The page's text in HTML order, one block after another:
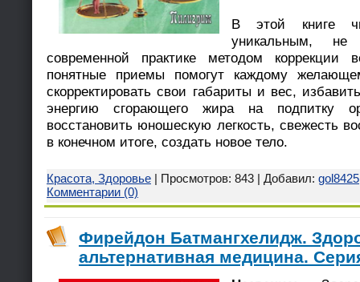
В этой книге
уникальным,
современной практике методом
понятные приемы помогут каждому
скорректировать свои габариты и вес,
энергию сгорающего жира на подпитку
восстановить юношескую легкость, свежесть
в конечном итоге, создать новое тело.
Красота, Здоровье | Просмотров: 843 | Добавил: gol8425
Комментарии (0)
Фирейдон Батмангхелидж.
альтернативная медицина.